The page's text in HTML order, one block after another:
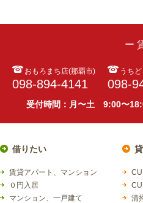
ー
おもろまち店(那覇市)
098-894-4141
うち
098-
受付時間：月〜土 9:00〜
借りたい
賃貸アパート、マンション
０円入居
マンション、一戸建て
清